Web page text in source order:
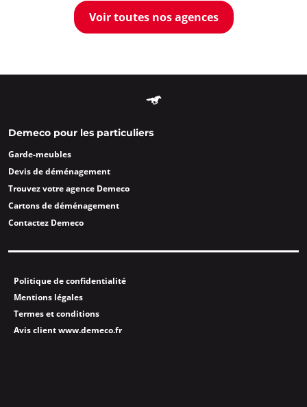
Voir toutes nos agences
Demeco pour les particuliers
Garde-meubles
Devis de déménagement
Trouvez votre agence Demeco
Cartons de déménagement
Contactez Demeco
Politique de confidentialité
Mentions légales
Termes et conditions
Avis client www.demeco.fr